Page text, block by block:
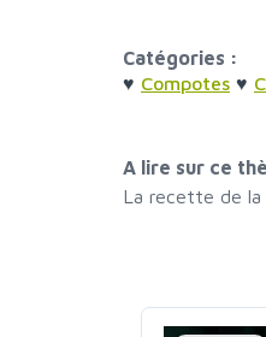
Catégories :
♥ Compotes ♥
A lire sur ce
La recette de la